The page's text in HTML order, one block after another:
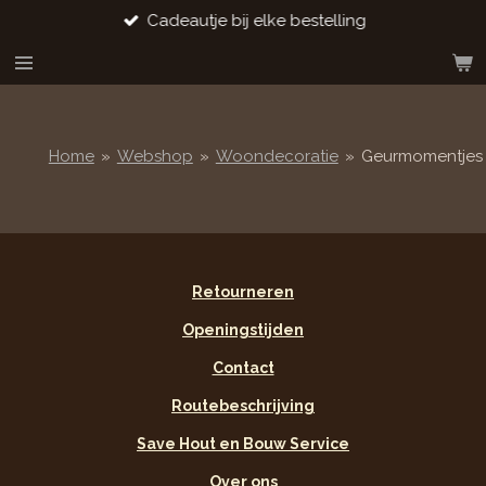
naar
Cadeautje bij elke bestelling
Home » Webshop » Woondecoratie » Geurmomentjes
Retourneren
Openingstijden
Contact
Routebeschrijving
Save Hout en Bouw Service
Over ons